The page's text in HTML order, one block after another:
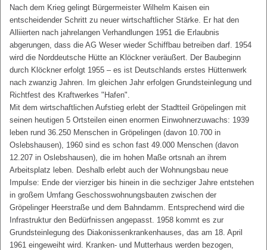
Nach dem Krieg gelingt Bürgermeister Wilhelm Kaisen ein
entscheidender Schritt zu neuer wirtschaftlicher Stärke. Er hat den
Alliierten nach jahrelangen Verhandlungen 1951 die Erlaubnis
abgerungen, dass die AG Weser wieder Schiffbau betreiben darf. 1954
wird die Norddeutsche Hütte an Klöckner veräußert. Der Baubeginn
durch Klöckner erfolgt 1955 – es ist Deutschlands erstes Hüttenwerk
nach zwanzig Jahren. Im gleichen Jahr erfolgen Grundsteinlegung und
Richtfest des Kraftwerkes "Hafen".
Mit dem wirtschaftlichen Aufstieg erlebt der Stadtteil Gröpelingen mit
seinen heutigen 5 Ortsteilen einen enormen Einwohnerzuwachs: 1939
leben rund 36.250 Menschen in Gröpelingen (davon 10.700 in
Oslebshausen), 1960 sind es schon fast 49.000 Menschen (davon
12.207 in Oslebshausen), die im hohen Maße ortsnah an ihrem
Arbeitsplatz leben. Deshalb erlebt auch der Wohnungsbau neue
Impulse: Ende der vierziger bis hinein in die sechziger Jahre entstehen
in großem Umfang Geschosswohnungsbauten zwischen der
Gröpelinger Heerstraße und dem Bahndamm. Entsprechend wird die
Infrastruktur den Bedürfnissen angepasst. 1958 kommt es zur
Grundsteinlegung des Diakonissenkrankenhauses, das am 18. April
1961 eingeweiht wird. Kranken- und Mutterhaus werden bezogen,